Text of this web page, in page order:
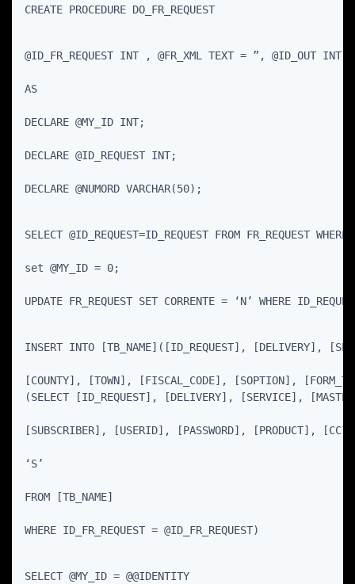
CREATE PROCEDURE DO_FR_REQUEST
@ID_FR_REQUEST INT , @FR_XML TEXT = ”, @ID_OUT INT
AS
DECLARE @MY_ID INT;
DECLARE @ID_REQUEST INT;
DECLARE @NUMORD VARCHAR(50);
SELECT @ID_REQUEST=ID_REQUEST FROM FR_REQUEST
set @MY_ID = 0;
UPDATE FR_REQUEST SET CORRENTE = ‘N’ WHERE
INSERT INTO [TB_NAME]([ID_REQUEST], [DELIVERY],
[COUNTY], [TOWN], [FISCAL_CODE], [SOPTION],
(SELECT [ID_REQUEST], [DELIVERY], [SERVICE],
[SUBSCRIBER], [USERID], [PASSWORD], [PRODUCT],
‘S’
FROM [TB_NAME]
WHERE ID_FR_REQUEST = @ID_FR_REQUEST)
SELECT @MY_ID = @@IDENTITY